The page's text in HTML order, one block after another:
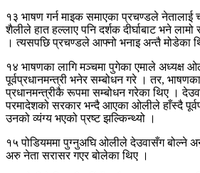
१३ भाषण गर्न माइक समाएका प्रचण्डले नेतालाई
शैलीले हात हल्लाए पनि दर्शक दीर्घाबाट भने
। त्यसपछि प्रचण्डले आफ्नो भनाइ अन्तै मोडेका
१४ भाषणका लागि मञ्चमा पुगेका एमाले अध्यक्ष
पूर्वप्रधानमन्त्री भनेर सम्बोधन गरे । तर,
प्रधानमन्त्रीकै रूपमा सम्बोधन गरेका थिए ।
परमादेशको सरकार भन्दै आएका ओलीले हाँस्दै
उनको व्यंग्य भएको प्रष्ट झल्किन्थ्यो ।
१५ पोडियममा पुग्नुअघि ओलीले देउवासँग बोल्ने
अरु नेता सरासर गएर बोलेका थिए ।